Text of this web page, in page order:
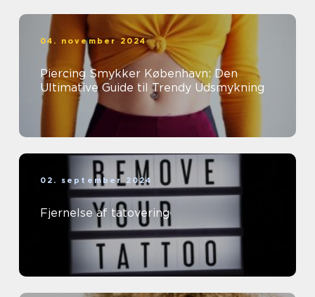
04. november 2024
Piercing Smykker København: Den
Ultimative Guide til Trendy Udsmykning
02. september 2024
Fjernelse af tatovering